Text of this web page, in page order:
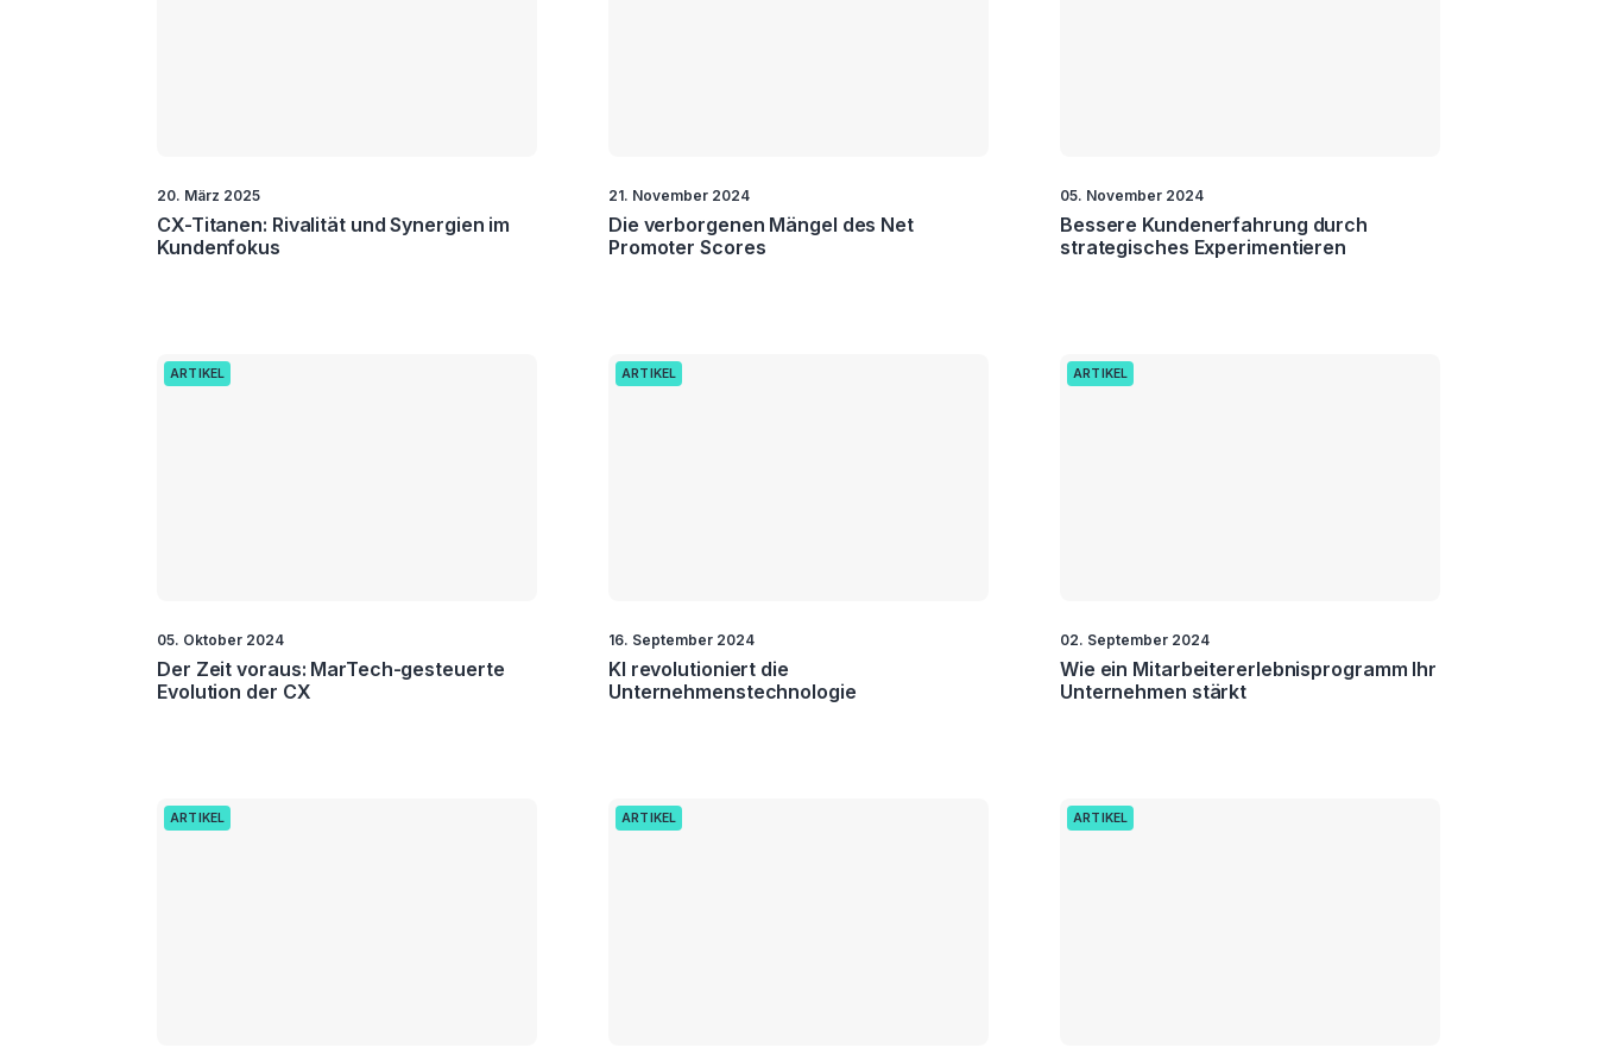
20. März 2025
CX-Titanen: Rivalität und Synergien im
Kundenfokus
21. November 2024
Die verborgenen Mängel des Net
Promoter Scores
05. November 2024
Bessere Kundenerfahrung durch
strategisches Experimentieren
ARTIKEL
05. Oktober 2024
Der Zeit voraus: MarTech-gesteuerte
Evolution der CX
ARTIKEL
16. September 2024
KI revolutioniert die
Unternehmenstechnologie
ARTIKEL
02. September 2024
Wie ein Mitarbeitererlebnisprogramm Ihr
Unternehmen stärkt
ARTIKEL ARTIKEL ARTIKEL